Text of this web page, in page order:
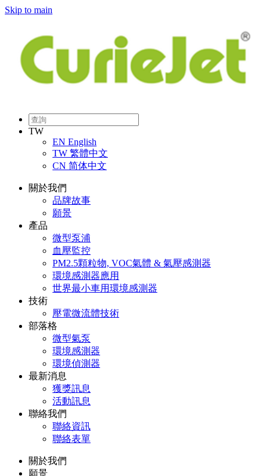
Skip to main
TW
EN English
TW 繁體中文
CN 简体中文
關於我們
品牌故事
願景
產品
微型泵浦
血壓監控
PM2.5顆粒物, VOC氣體 & 氣壓感測器
環境感測器應用
世界最小車用環境感測器
技術
壓電微流體技術
部落格
微型氣泵
環境感測器
環境偵測器
最新消息
獲獎訊息
活動訊息
聯絡我們
聯絡資訊
聯絡表單
關於我們
願景